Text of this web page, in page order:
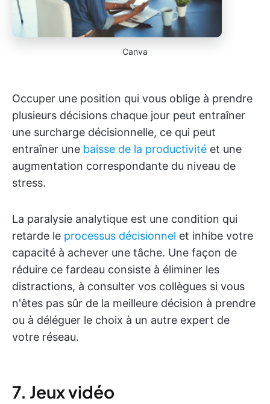
Canva
Occuper une position qui vous oblige à prendre
plusieurs décisions chaque jour peut entraîner
une surcharge décisionnelle, ce qui peut
entraîner une baisse de la productivité et une
augmentation correspondante du niveau de
stress.
La paralysie analytique est une condition qui
retarde le processus décisionnel et inhibe votre
capacité à achever une tâche. Une façon de
réduire ce fardeau consiste à éliminer les
distractions, à consulter vos collègues si vous
n'êtes pas sûr de la meilleure décision à prendre
ou à déléguer le choix à un autre expert de
votre réseau.
7. Jeux vidéo